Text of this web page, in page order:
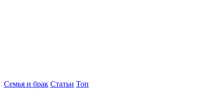
Семья и брак Статьи Топ